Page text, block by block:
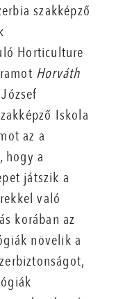
szakképző
Horticulture
Horváth
Iskola
az a
hogy a
játszik a
való
korában az
növelik a